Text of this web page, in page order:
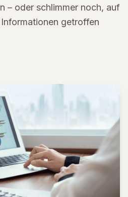
– oder schlimmer noch, auf
getroffen